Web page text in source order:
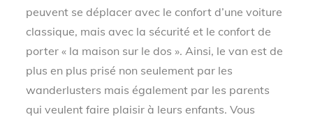
peuvent se déplacer avec le confort d’une voiture
classique, mais avec la sécurité et le confort de
porter « la maison sur le dos ». Ainsi, le van est de
plus en plus prisé non seulement par les
wanderlusters mais également par les parents
qui veulent faire plaisir à leurs enfants. Vous